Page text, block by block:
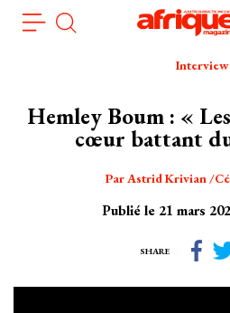
Interview
Hemley Boum : «
cœur battant
ParAstrid Krivian
Publié le 21 mars
SHARE
Panneau de gestion des cookies